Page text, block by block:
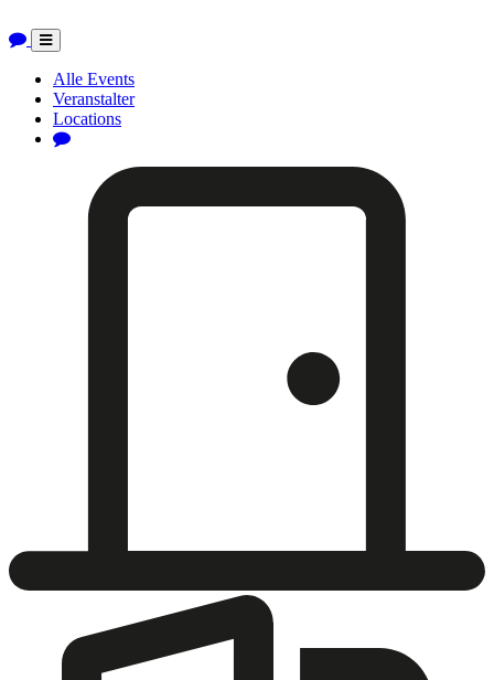
Toggle
navigation
Alle Events
Veranstalter
Locations